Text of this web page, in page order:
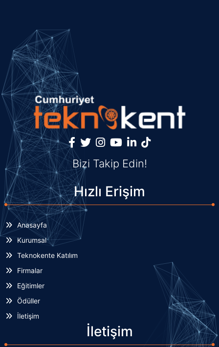
Bizi Takip Edin!
Hızlı Erişim
Anasayfa
Kurumsal
Teknokente Katılım
Firmalar
Eğitimler
Ödüller
İletişim
İletişim